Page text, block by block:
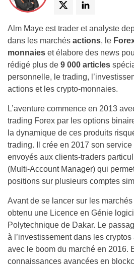
Alm Maye est trader et analyste
dans les marchés actions, le
monnaies et élabore des news
rédigé plus de 9 000 articles
personnelle, le trading,
actions et les crypto-monnaies.
L’aventure commence en 2013
trading Forex par les options
la dynamique de ces produits
trading. Il crée en 2017 son
envoyés aux clients-traders
(Multi-Account Manager) qui
positions sur plusieurs comptes
Avant de se lancer sur les
obtenu une Licence en Génie
Polytechnique de Dakar. Le
à l’investissement dans les
avec le boom du marché en 2016.
connaissances avancées en